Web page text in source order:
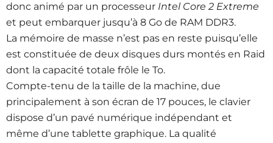
donc animé par un processeur Intel Core 2 Extreme
et peut embarquer jusqu’à 8 Go de RAM DDR3.
La mémoire de masse n’est pas en reste puisqu’elle
est constituée de deux disques durs montés en Raid
dont la capacité totale frôle le To.
Compte-tenu de la taille de la machine, due
principalement à son écran de 17 pouces, le clavier
dispose d’un pavé numérique indépendant et
même d’une tablette graphique. La qualité